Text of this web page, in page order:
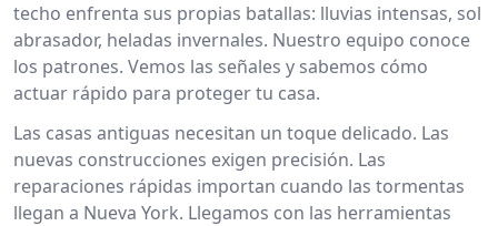
techo enfrenta sus propias batallas: lluvias intensas, sol
abrasador, heladas invernales. Nuestro equipo conoce
los patrones. Vemos las señales y sabemos cómo
actuar rápido para proteger tu casa.
Las casas antiguas necesitan un toque delicado. Las
nuevas construcciones exigen precisión. Las
reparaciones rápidas importan cuando las tormentas
llegan a Nueva York. Llegamos con las herramientas